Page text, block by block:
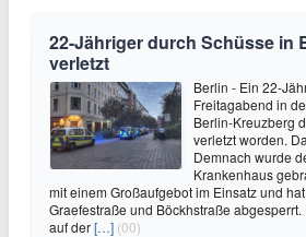
22-Jähriger durch Schüsse in
verletzt
Berlin - Ein 22-
Freitagabend in
Berlin-Kreuzberg
verletzt worden.
Demnach wurde
Krankenhaus
mit einem Großaufgebot im Einsatz und
Graefestraße und Böckhstraße
auf der[…] (00)